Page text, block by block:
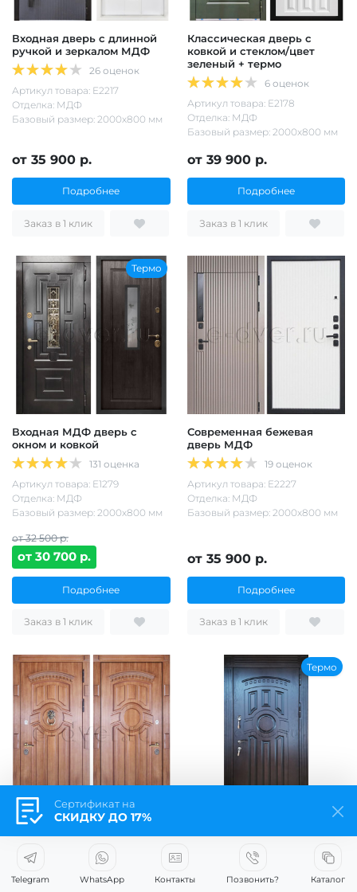
Входная дверь с длинной
ручкой и зеркалом МДФ
26 оценок
Артикул товара: Е2217
Отделка: МДФ
Базовый размер: 2000х800 мм
от 35 900 р.
Подробнее
Заказ в 1 клик
Классическая дверь с
ковкой и стеклом/цвет
зеленый + термо
6 оценок
Артикул товара: Е2178
Отделка: МДФ
Базовый размер: 2000х800 мм
от 39 900 р.
Подробнее
Заказ в 1 клик
Термо
Входная МДФ дверь с
окном и ковкой
131 оценка
Артикул товара: Е1279
Отделка: МДФ
Базовый размер: 2000х800 мм
от 32 500 р.
от 30 700 р.
Подробнее
Заказ в 1 клик
Современная бежевая
дверь МДФ
19 оценок
Артикул товара: Е2227
Отделка: МДФ
Базовый размер: 2000х800 мм
от 35 900 р.
Подробнее
Заказ в 1 клик
стукалкой
21 оценка
Термо
цвет махагон
14 оценок
Сертификат на
СКИДКУ ДО 17%
Telegram WhatsApp Контакты Позвонить? Каталог